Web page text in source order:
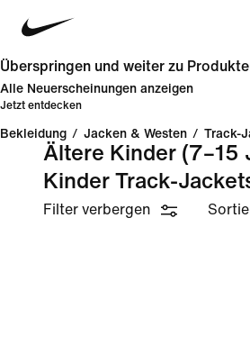
Überspringen und weiter zu
Alle Neuerscheinungen anzeigen
Jetzt entdecken
Bekleidung / Jacken & Westen / Track-
Ältere Kinder (7–15
Kinder Track-
Filter verbergen